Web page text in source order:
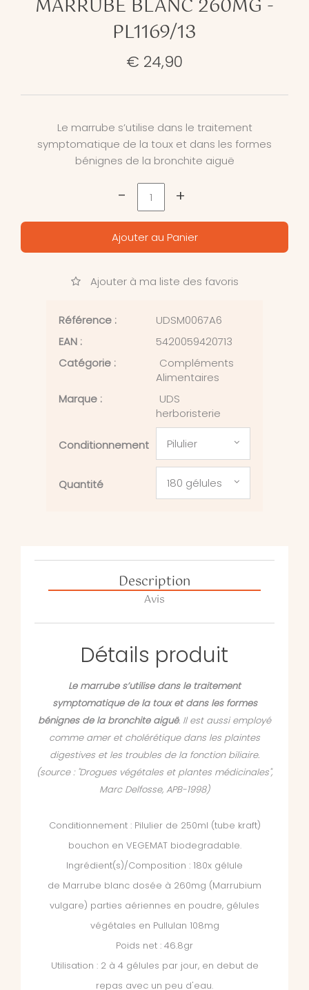
MARRUBE BLANC 260MG -
PL1169/13
€ 24,90
Le marrube s’utilise dans le traitement
symptomatique de la toux et dans les formes
bénignes de la bronchite aiguë
- +
Ajouter au Panier
Ajouter à ma liste des favoris
Référence :
UDSM0067A6
EAN :
5420059420713
Catégorie :
Compléments
Alimentaires
Marque :
UDS
herboristerie
Conditionnement Pilulier
Quantité 180 gélules
Description
Avis
Détails produit
Le marrube s’utilise dans le traitement
symptomatique de la toux et dans les formes
bénignes de la bronchite aiguë. Il est aussi employé
comme amer et cholérétique dans les plaintes
digestives et les troubles de la fonction biliaire.
(source : "Drogues végétales et plantes médicinales",
Marc Delfosse, APB-1998)
Conditionnement : Pilulier de 250ml (tube kraft)
bouchon en VEGEMAT biodegradable.
Ingrédient(s)/Composition : 180x gélule
de Marrube blanc dosée à 260mg (Marrubium
vulgare) parties aériennes en poudre, gélules
végétales en Pullulan 108mg
Poids net : 46.8gr
Utilisation : 2 à 4 gélules par jour, en debut de
repas avec un peu d'eau.